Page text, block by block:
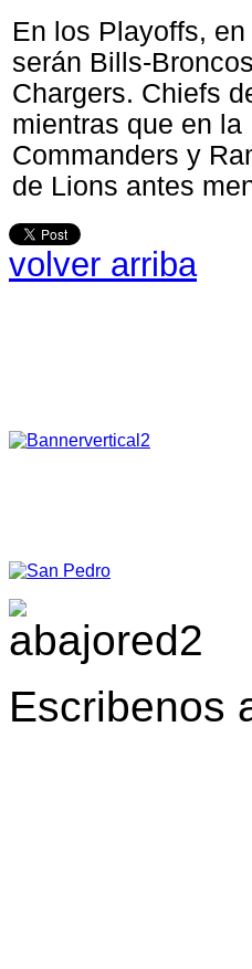
En los Playoffs,
serán Bills-
Chargers. Chiefs
mientras que en
Commanders y
de Lions antes
volver arriba
Escribenos